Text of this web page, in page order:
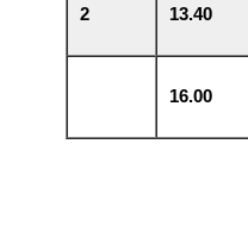
2 13.40
16.00